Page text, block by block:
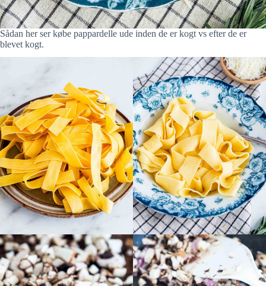
Sådan her ser købe pappardelle ude inden de er kogt vs efter de er
blevet kogt.